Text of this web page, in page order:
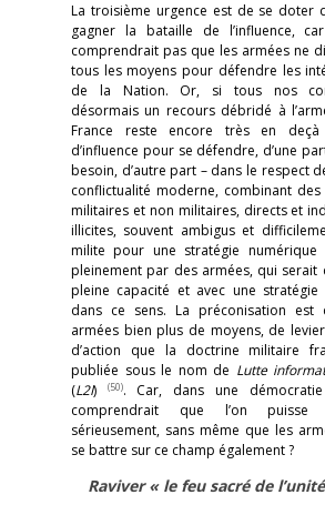
La troisième urgence est de se doter
gagner la bataille de l’influence,
comprendrait pas que les armées ne
tous les moyens pour défendre les
de la Nation. Or, si tous nos
désormais un recours débridé à
France reste encore très en deçà
d’influence pour se défendre, d’une
besoin, d’autre part – dans le respect
conflictualité moderne, combinant des
militaires et non militaires, directs et
illicites, souvent ambigus et
milite pour une stratégie numérique
pleinement par des armées, qui serait
pleine capacité et avec une stratégie
dans ce sens. La préconisation est
armées bien plus de moyens, de
d’action que la doctrine militaire
publiée sous le nom de Lutte
(L2I) (50). Car, dans une
comprendrait que l’on puisse
sérieusement, sans même que les
se battre sur ce champ également ?
Raviver « le feu sacré de